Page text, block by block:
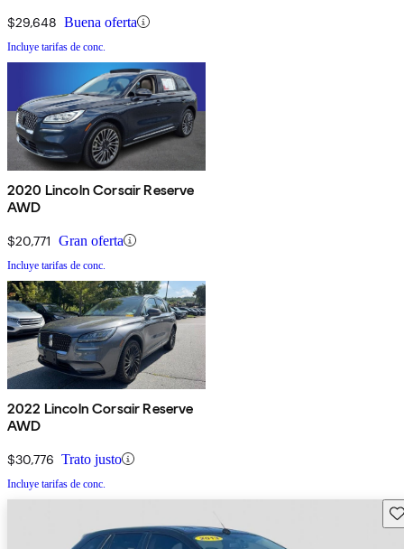
$29,648 Buena oferta
Incluye tarifas de conc.
2020 Lincoln Corsair Reserve
AWD
$20,771 Gran oferta
Incluye tarifas de conc.
2022 Lincoln Corsair Reserve
AWD
$30,776 Trato justo
Incluye tarifas de conc.